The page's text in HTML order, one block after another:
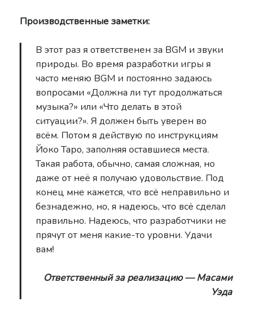
Производственные заметки:
В этот раз я ответственен за BGM и звуки
природы. Во время разработки игры я
часто меняю BGM и постоянно задаюсь
вопросами «Должна ли тут продолжаться
музыка?» или «Что делать в этой
ситуации?». Я должен быть уверен во
всём. Потом я действую по инструкциям
Йоко Таро, заполняя оставшиеся места.
Такая работа, обычно, самая сложная, но
даже от неё я получаю удовольствие. Под
конец мне кажется, что всё неправильно и
безнадежно, но, я надеюсь, что всё сделал
правильно. Надеюсь, что разработчики не
прячут от меня какие-то уровни. Удачи
вам!
Ответственный за реализацию — Масами
Уэда